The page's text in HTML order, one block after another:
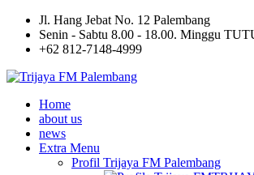
Jl. Hang Jebat No. 12 Palembang
Senin - Sabtu 8.00 - 18.00. Minggu
+62 812-7148-4999
Home
about us
news
Extra Menu
Profil Trijaya FM Palembang